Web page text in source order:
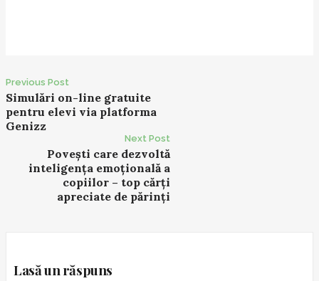
P
o
s
Previous Post
Simulări on-line gratuite
pentru elevi via platforma
Genizz
Next Post
Povești care dezvoltă
inteligența emoțională a
copiilor – top cărți
apreciate de părinți
Lasă un răspuns